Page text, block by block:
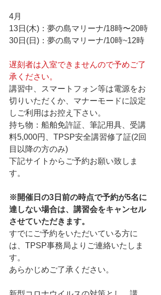
4月
13日(木)：夢の島マリーナ/18時〜20時
30日(日)：夢の島マリーナ/10時~12時
遅刻者は入室できませんので予めご了
承ください。
講習中、スマートフォン等は電源をお
切りいただくか、マナーモードに設定
しご利用はお控え下さい。
持ち物：船舶免許証、筆記用具、受講
料5,000円、TPSP安全講習修了証(2回
目以降の方のみ)
下記サイトからご予約お願い致しま
す。
※開催日の3日前の時点で予約が5名に
達しない場合は、講習会をキャンセル
させていただきます。
すでにご予約をいただいている方に
は、TPSP事務局よりご連絡いたしま
す。
あらかじめご了承ください。